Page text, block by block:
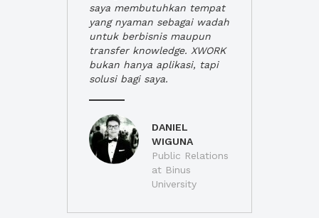
saya membutuhkan tempat
yang nyaman sebagai wadah
untuk berbisnis maupun
transfer knowledge. XWORK
bukan hanya aplikasi, tapi
solusi bagi saya.
DANIEL
WIGUNA
Public Relations
at Binus
University